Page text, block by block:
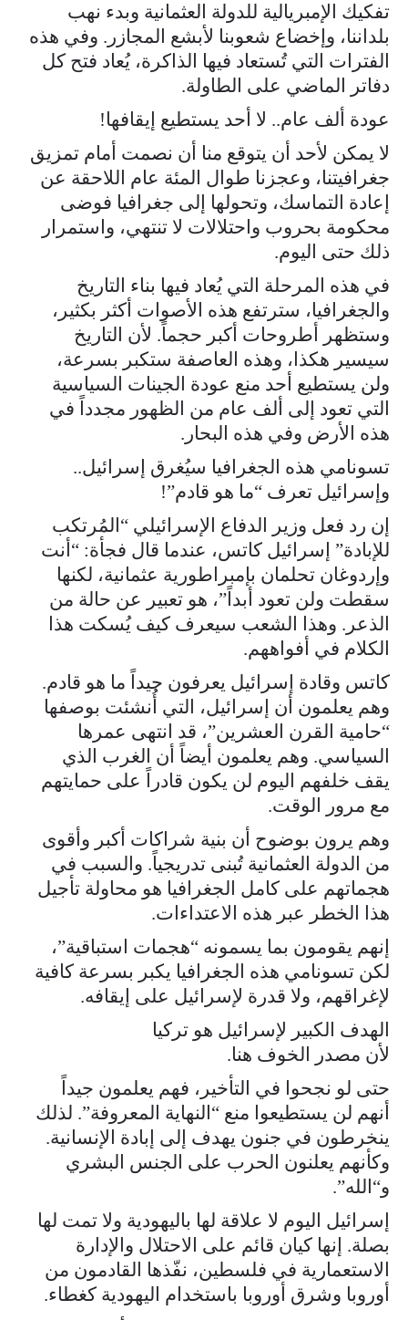
تفكيك الإمبريالية للدولة العثمانية وبدء نهب
بلداننا، وإخضاع شعوبنا لأبشع المجازر. وفي هذه
الفترات التي تُستعاد فيها الذاكرة، يُعاد فتح كل
دفاتر الماضي على الطاولة.
عودة ألف عام.. لا أحد يستطيع إيقافها!
لا يمكن لأحد أن يتوقع منا أن نصمت أمام تمزيق
جغرافيتنا، وعجزنا طوال المئة عام اللاحقة عن
إعادة التماسك، وتحولها إلى جغرافيا فوضى
محكومة بحروب واحتلالات لا تنتهي، واستمرار
ذلك حتى اليوم.
في هذه المرحلة التي يُعاد فيها بناء التاريخ
والجغرافيا، سترتفع هذه الأصوات أكثر بكثير،
وستظهر أطروحات أكبر حجماً. لأن التاريخ
سيسير هكذا، وهذه العاصفة ستكبر بسرعة،
ولن يستطيع أحد منع عودة الجينات السياسية
التي تعود إلى ألف عام من الظهور مجدداً في
هذه الأرض وفي هذه البحار.
تسونامي هذه الجغرافيا سيُغرق إسرائيل..
وإسرائيل تعرف “ما هو قادم”!
إن رد فعل وزير الدفاع الإسرائيلي “المُرتكب
للإبادة” إسرائيل كاتس، عندما قال فجأة: “أنت
وإردوغان تحلمان بإمبراطورية عثمانية، لكنها
سقطت ولن تعود أبداً”، هو تعبير عن حالة من
الذعر. وهذا الشعب سيعرف كيف يُسكت هذا
الكلام في أفواههم.
كاتس وقادة إسرائيل يعرفون جيداً ما هو قادم.
وهم يعلمون أن إسرائيل، التي أُنشئت بوصفها
“حامية القرن العشرين”، قد انتهى عمرها
السياسي. وهم يعلمون أيضاً أن الغرب الذي
يقف خلفهم اليوم لن يكون قادراً على حمايتهم
مع مرور الوقت.
وهم يرون بوضوح أن بنية شراكات أكبر وأقوى
من الدولة العثمانية تُبنى تدريجياً. والسبب في
هجماتهم على كامل الجغرافيا هو محاولة تأجيل
هذا الخطر عبر هذه الاعتداءات.
إنهم يقومون بما يسمونه “هجمات استباقية”،
لكن تسونامي هذه الجغرافيا يكبر بسرعة كافية
لإغراقهم، ولا قدرة لإسرائيل على إيقافه.
الهدف الكبير لإسرائيل هو تركيا
لأن مصدر الخوف هنا.
حتى لو نجحوا في التأخير، فهم يعلمون جيداً
أنهم لن يستطيعوا منع “النهاية المعروفة”. لذلك
ينخرطون في جنون يهدف إلى إبادة الإنسانية.
وكأنهم يعلنون الحرب على الجنس البشري
و“الله”.
إسرائيل اليوم لا علاقة لها باليهودية ولا تمت لها
بصلة. إنها كيان قائم على الاحتلال والإدارة
الاستعمارية في فلسطين، نفّذها القادمون من
أوروبا وشرق أوروبا باستخدام اليهودية كغطاء.